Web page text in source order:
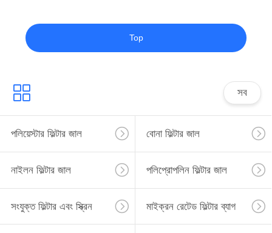
Top
সব
পলিয়েস্টার ফিল্টার জাল বোনা ফিল্টার জাল
নাইলন ফিল্টার জাল পলিপ্রোপলিন ফিল্টার জাল
সংযুক্ত ফিল্টার এবং স্ক্রিন মাইক্রন রেটেড ফিল্টার ব্যাগ